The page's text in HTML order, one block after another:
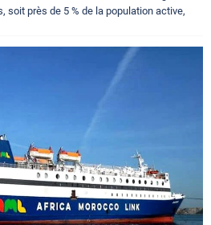
soit près de 5 % de la population active,